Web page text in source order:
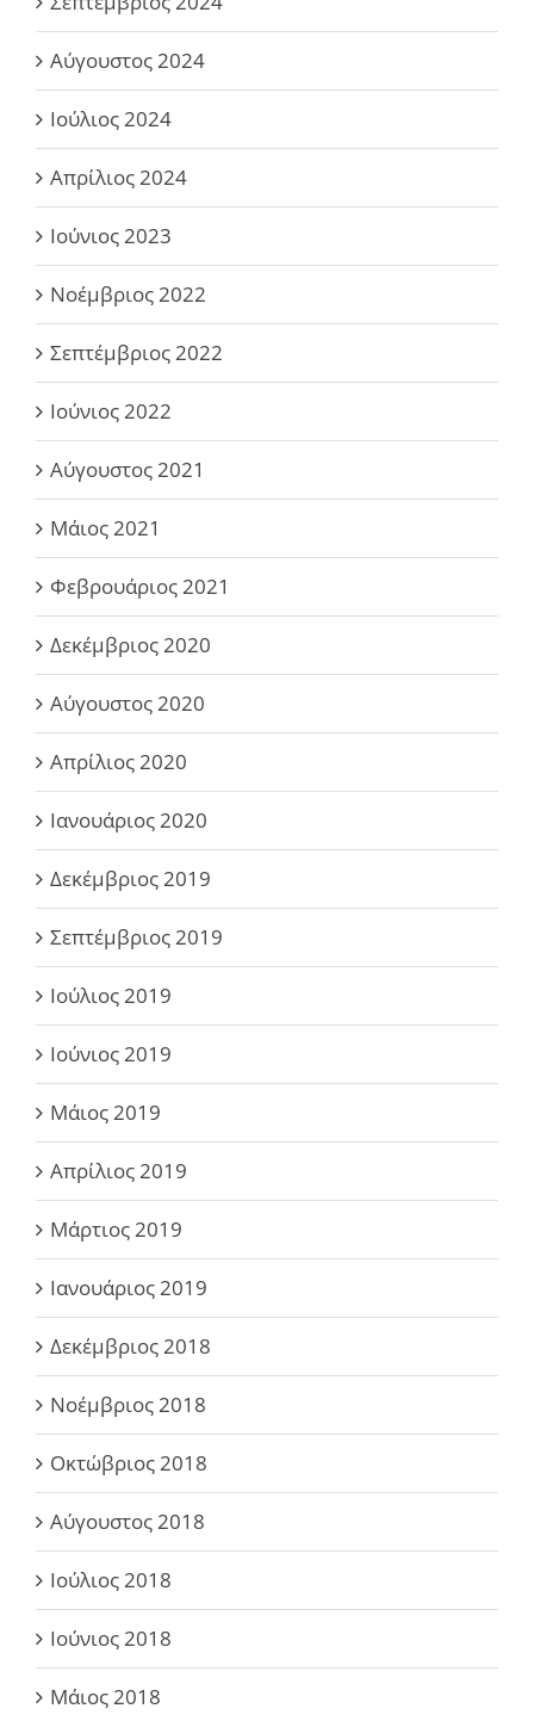
Αύγουστος 2024
Ιούλιος 2024
Απρίλιος 2024
Ιούνιος 2023
Νοέμβριος 2022
Σεπτέμβριος 2022
Ιούνιος 2022
Αύγουστος 2021
Μάιος 2021
Φεβρουάριος 2021
Δεκέμβριος 2020
Αύγουστος 2020
Απρίλιος 2020
Ιανουάριος 2020
Δεκέμβριος 2019
Σεπτέμβριος 2019
Ιούλιος 2019
Ιούνιος 2019
Μάιος 2019
Απρίλιος 2019
Μάρτιος 2019
Ιανουάριος 2019
Δεκέμβριος 2018
Νοέμβριος 2018
Οκτώβριος 2018
Αύγουστος 2018
Ιούλιος 2018
Ιούνιος 2018
Μάιος 2018